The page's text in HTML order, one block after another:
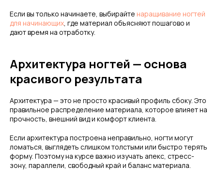
Если вы только начинаете, выбирайте наращивание ногтей
для начинающих, где материал объясняют пошагово и
дают время на отработку.
Архитектура ногтей — основа
красивого результата
Архитектура — это не просто красивый профиль сбоку. Это
правильное распределение материала, которое влияет на
прочность, внешний вид и комфорт клиента.
Если архитектура построена неправильно, ногти могут
ломаться, выглядеть слишком толстыми или быстро терять
форму. Поэтому на курсе важно изучать апекс, стресс-
зону, параллели, свободный край и баланс материала.